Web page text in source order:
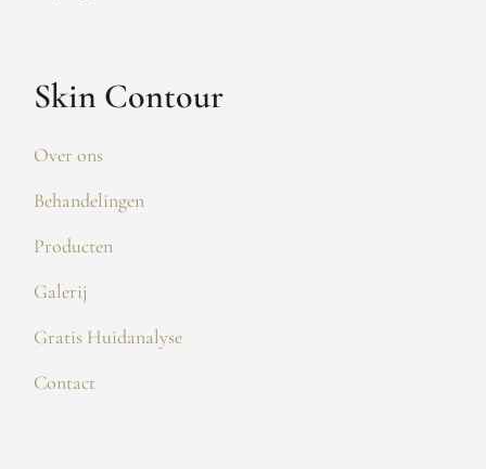
Skin Contour
Over ons
Behandelingen
Producten
Galerij
Gratis Huidanalyse
Contact